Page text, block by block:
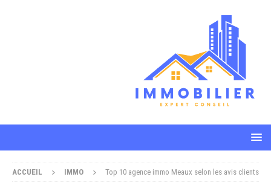
ACCUEIL IMMO Top 10 agence immo Meaux selon les avis clients